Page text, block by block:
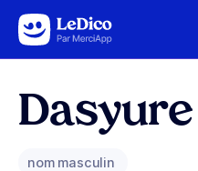
Aller au contenu
Dasyure
nom masculin